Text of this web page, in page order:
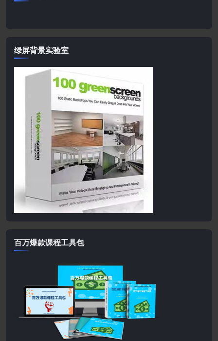
绿屏背景实验室
百万爆款课程工具包